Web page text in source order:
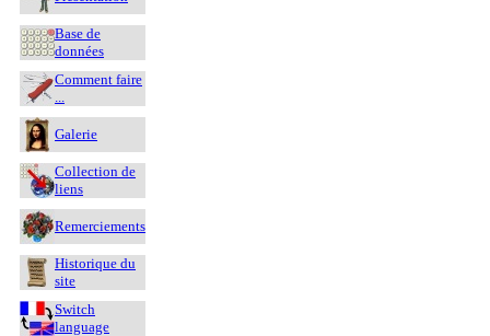
Base de
données
Comment faire
...
Galerie
Collection de
liens
Remerciements
Historique du
site
Switch
language